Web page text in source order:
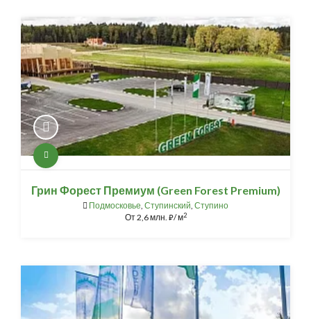
Грин Форест Премиум (Green Forest Premium)
Подмосковье, Ступинский, Ступино
От2,6 млн. ⃏/ м2